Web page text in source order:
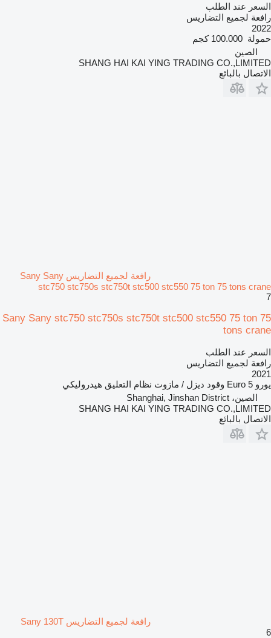
السعر عند الطلب
رافعة لجميع التضاريس
2022
حمولة 100.000 كجم
الصين
SHANG HAI KAI YING TRADING CO.,LIMITED
الاتصال بالبائع
رافعة لجميع التضاريس Sany Sany
stc750 stc750s stc750t stc500 stc550 75 ton 75 tons crane
7
Sany Sany stc750 stc750s stc750t stc500 stc550 75 ton 75
tons crane
السعر عند الطلب
رافعة لجميع التضاريس
2021
يورو Euro 5 وقود ديزل / مازوت نظام التعليق هيدروليكي
الصين، Shanghai, Jinshan District
SHANG HAI KAI YING TRADING CO.,LIMITED
الاتصال بالبائع
رافعة لجميع التضاريس Sany 130T
6